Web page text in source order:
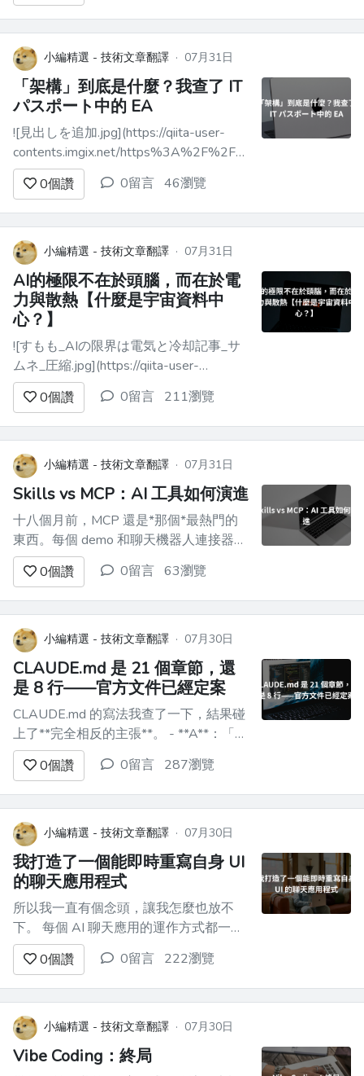
代理人進行修改時，都得一再重做同樣的
調查，心裡總會想「這個修正到底會影響
到哪裡」呢？![:frowning2:](htt...
小編精選 - 技術文章翻譯 · 07月31日
「架構」到底是什麼？我查了 IT
パスポート中的 EA
![見出しを追加.jpg](https://qiita-user-
contents.imgix.net/https%3A%2F%2Fqiita-
image-store.s3.ap-northeast-
1.amazonaws.com%2F0%2F4458573%2F9baafdd2-
6236-4650...
0個讚 0留言 46瀏覽
小編精選 - 技術文章翻譯 · 07月31日
AI的極限不在於頭腦，而在於電
力與散熱【什麼是宇宙資料中
心？】
![すもも_AIの限界は電気と冷却記事_サ
ムネ_圧縮.jpg](https://qiita-user-
contents.imgix.net/https%3A%2F%2Fqiita-
image-store.s3.ap-northeast-
1.amazonaws.com%2F0%2F4138952%2F...
0個讚 0留言 211瀏覽
小編精選 - 技術文章翻譯 · 07月31日
Skills vs MCP：AI 工具如何演進
十八個月前，MCP 還是*那個*最熱門的
東西。每個 demo 和聊天機器人連接器，
底層都在用 MCP。當我開始看到大家都
在談論 *Skills* 時，我就很好奇：MCP 和
Skills 之間有什麼關聯？它們只是同一個
問題的不同切面嗎？ 我在最新的影片裡
再次把這些問題帶去問 [@greggyb](...
0個讚 0留言 63瀏覽
小編精選 - 技術文章翻譯 · 07月30日
CLAUDE.md 是 21 個章節，還
是 8 行——官方文件已經定案
CLAUDE.md 的寫法我查了一下，結果碰
上了**完全相反的主張**。 - **A**：「準
備 20 項以上的模板，應該把角色、規
範、測試策略、安全性都涵蓋進去」 -
**B**：「8 行就夠了。與其增加，不如
刪減更有效」 兩邊都寫得很有自信。實
際都試過之後，我又重讀了官方文件，**
到底誰對誰...
0個讚 0留言 287瀏覽
小編精選 - 技術文章翻譯 · 07月30日
我打造了一個能即時重寫自身 UI
的聊天應用程式
所以我一直有個念頭，讓我怎麼也放不
下。 每個 AI 聊天應用的運作方式都一
樣。你輸入一些內容，模型回傳文字或
Markdown，介面再把它渲染成漂亮的段
落。如果你只是想要答案，這很正常。但
如果你是真的想要 *做出* 什麼東西，這
就真的很無聊。 如果 AI 可以回傳一個你
能點擊的可運作遊戲版面呢？...
0個讚 0留言 222瀏覽
小編精選 - 技術文章翻譯 · 07月30日
Vibe Coding：終局